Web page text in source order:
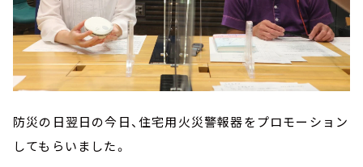
防災の日翌日の今日、住宅用火災警報器をプロモーション
してもらいました。